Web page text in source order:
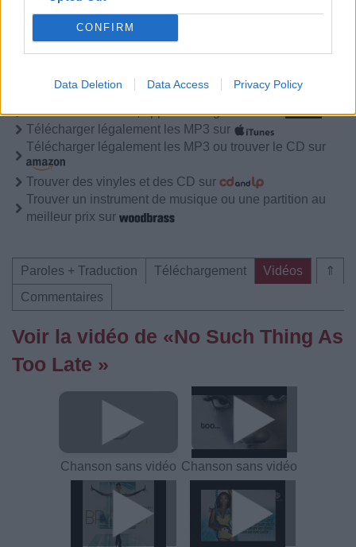
CONFIRM
Data Deletion Data Access Privacy Policy
Pour prolonger le plaisir musical :
Vous aimez chanter, apprenez la guitare chez
Télécharger légalement les MP3 sur
Télécharger légalement les MP3 ou trouver le CD sur
Trouver des vinyles et des CD sur
Trouver un instrument de musique ou une partition au
meilleur prix sur
⇑
Paroles + Traduction Téléchargement
Vidéos
Commentaires
Voir la vidéo de «No Such Thing As
Too Late »
Chanson sans vidéo Chanson sans vidéo